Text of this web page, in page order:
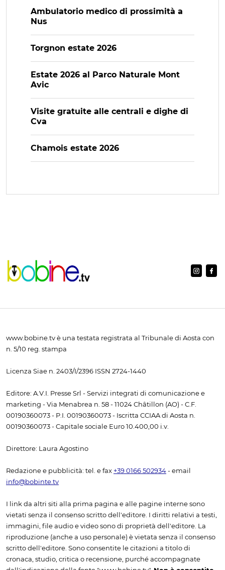
Ambulatorio medico di prossimità a
Nus
Torgnon estate 2026
Estate 2026 al Parco Naturale Mont
Avic
Visite gratuite alle centrali e dighe di
Cva
Chamois estate 2026
www.bobine.tv è una testata registrata al Tribunale di Aosta con
n. 5/10 reg. stampa
Licenza Siae n. 2403/I/2396 ISSN 2724-1440
Editore: A.V.I. Presse Srl - Servizi integrati di comunicazione e
marketing - Via Menabrea n. 58 - 11024 Châtillon (AO) - C.F.
00190360073 - P.I. 00190360073 - Iscritta CCIAA di Aosta n.
00190360073 - Capitale sociale Euro 10.400,00 i.v.
Direttore: Laura Agostino
Redazione e pubblicità: tel. e fax +39 0166 502934 - email
info@bobinte.tv
I link da altri siti alla prima pagina e alle pagine interne sono
vietati senza il consenso scritto dell'editore. I diritti relativi a testi,
immagini, file audio e video sono di proprietà dell'editore. La
riproduzione (anche a uso personale) è vietata senza il consenso
scritto dell'editore. Sono consentite le citazioni a titolo di
cronaca, studio, critica o recensione, purché accompagnate